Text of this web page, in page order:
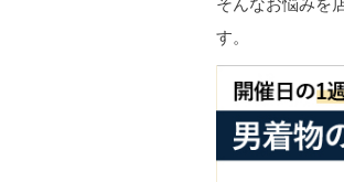
そんなお悩みを
す。